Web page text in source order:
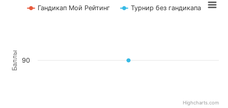
Баллы
Гандикап Мой Рейтинг Турнир без гандикапа
90
Highcharts.com